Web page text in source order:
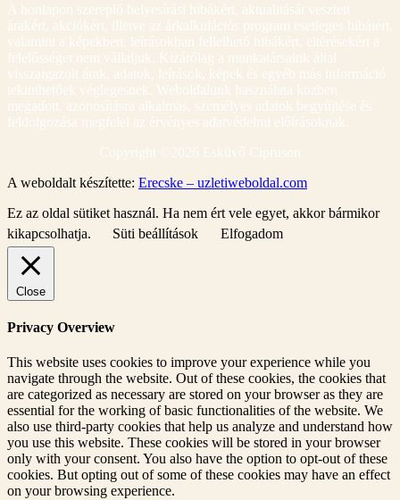
A honlapon szereplő helyesírási hibákért, aktualitását vesztett
árakért, akciókért, illetve az árkalkulációs program esetleges hibáiért,
valamint a képekben, leírásokban fellelhető hibákért, eltérésekért a
felelősséget nem vállaljuk. Kizárólag a munkatársaink által
visszaigazolt árak, adatok, leírások, képek és egyéb más információ
tekinthetőek véglegesnek. Weboldalunk használata közben
megadott, azonosításra alkalmas, személyes adatok begyűjtése és
feldolgozása megfelel az érvényes adatvédelmi előírásoknak.
Copyright ©
2026 Esküvő Cipruson
A weboldalt készítette: Erecske – uzletiweboldal.com
Ez az oldal sütiket használ. Ha nem ért vele egyet, akkor bármikor
kikapcsolhatja.
Süti beállítások Elfogadom
Close
Privacy Overview
This website uses cookies to improve your experience while you
navigate through the website. Out of these cookies, the cookies that
are categorized as necessary are stored on your browser as they are
essential for the working of basic functionalities of the website. We
also use third-party cookies that help us analyze and understand how
you use this website. These cookies will be stored in your browser
only with your consent. You also have the option to opt-out of these
cookies. But opting out of some of these cookies may have an effect
on your browsing experience.